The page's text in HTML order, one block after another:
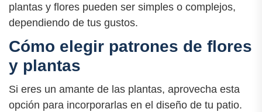
plantas y flores pueden ser simples o complejos,
dependiendo de tus gustos.
Cómo elegir patrones de flores
y plantas
Si eres un amante de las plantas, aprovecha esta
opción para incorporarlas en el diseño de tu patio.